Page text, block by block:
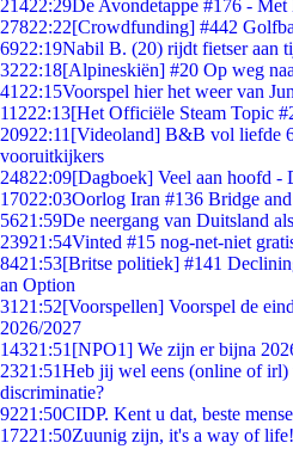
21422:29De Avondetappe #176 - Met
27822:22[Crowdfunding] #442
6922:19Nabil B. (20) rijdt fietser aan
3222:18[Alpineskiën] #20 Op weg
41 22:15Voorspel hier het weer van
11222:13[Het Officiële Steam Topic
20922:11 [Videoland] B&B vol liefde
vooruitkijkers
24822:09[Dagboek] Veel aan hoofd -
17022:03Oorlog Iran #136 Bridge
5621:59De neergang van Duitsland
23921:54Vinted #15 nog-net-niet
8421:53[Britse politiek] #141
an Option
31 21:52[Voorspellen] Voorspel de
2026/2027
14321:51 [NPO1] We zijn er bijna
2321:51Heb jij wel eens (online of irl)
discriminatie?
9221:50CIDP. Kent u dat, beste
17221:50Zuunig zijn, it's a way of